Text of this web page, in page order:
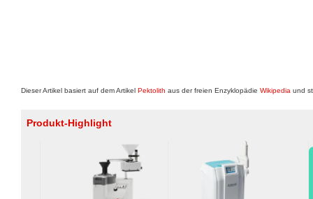
Dieser Artikel basiert auf dem Artikel Pektolith aus der freien Enzyklopädie Wikipedia und
Produkt-Highlight